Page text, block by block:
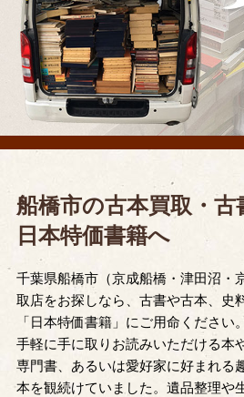
船橋市の古本買取・古
日本特価書籍へ
千葉県船橋市（京成船橋・津田沼・
取店をお探しなら、古書や古本、史
「日本特価書籍」にご用命ください。
手軽に手に取りお読みいただける本
専門書、あるいは愛好家に好まれる
本を観続けていました。遺品整理や